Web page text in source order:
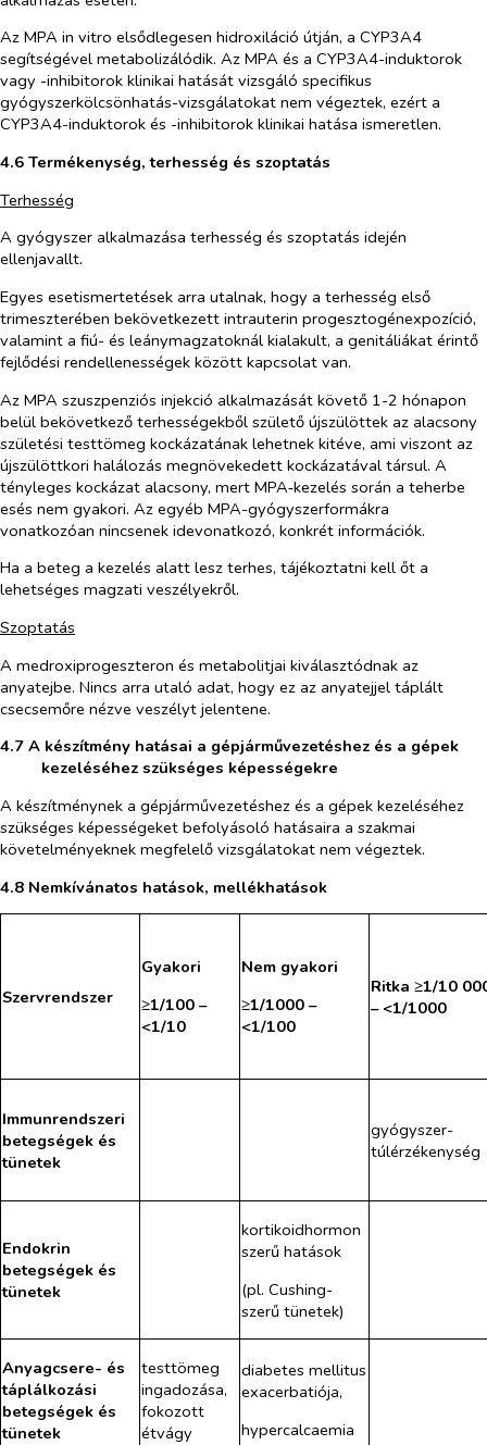
Az MPA in vitro elsődlegesen hidroxiláció útján, a CYP3A4
segítségével metabolizálódik. Az MPA és a CYP3A4-induktorok
vagy -inhibitorok klinikai hatását vizsgáló specifikus
gyógyszerkölcsönhatás-vizsgálatokat nem végeztek, ezért a
CYP3A4-induktorok és -inhibitorok klinikai hatása ismeretlen.
4.6 Termékenység, terhesség és szoptatás
Terhesség
A gyógyszer alkalmazása terhesség és szoptatás idején
ellenjavallt.
Egyes esetismertetések arra utalnak, hogy a terhesség első
trimeszterében bekövetkezett intrauterin progesztogénexpozíció,
valamint a fiú- és leánymagzatoknál kialakult, a genitáliákat érintő
fejlődési rendellenességek között kapcsolat van.
Az MPA szuszpenziós injekció alkalmazását követő 1-2 hónapon
belül bekövetkező terhességekből születő újszülöttek az alacsony
születési testtömeg kockázatának lehetnek kitéve, ami viszont az
újszülöttkori halálozás megnövekedett kockázatával társul. A
tényleges kockázat alacsony, mert MPA‑kezelés során a teherbe
esés nem gyakori. Az egyéb MPA-gyógyszerformákra
vonatkozóan nincsenek idevonatkozó, konkrét információk.
Ha a beteg a kezelés alatt lesz terhes, tájékoztatni kell őt a
lehetséges magzati veszélyekről.
Szoptatás
A medroxiprogeszteron és metabolitjai kiválasztódnak az
anyatejbe. Nincs arra utaló adat, hogy ez az anyatejjel táplált
csecsemőre nézve veszélyt jelentene.
4.7 A készítmény hatásai a gépjárművezetéshez és a gépek
kezeléséhez szükséges képességekre
A készítménynek a gépjárművezetéshez és a gépek kezeléséhez
szükséges képességeket befolyásoló hatásaira a szakmai
követelményeknek megfelelő vizsgálatokat nem végeztek.
4.8 Nemkívánatos hatások, mellékhatások
Szervrendszer
Gyakori
≥1/100 –
<1/10
Nem gyakori
≥1/1000 –
<1/100
Ritka ≥1/10
– <1/1000
Immunrendszeri
betegségek és
tünetek
gyógyszer-
túlérzékenység
Endokrin
betegségek és
tünetek
kortikoidhormon​
szerű hatások
(pl. Cushing-
szerű tünetek)
Anyagcsere- és
táplálkozási
betegségek és
tünetek
testtömeg
ingadozása,
fokozott
étvágy
diabetes mellitus
exacerbatiója,
hypercalcaemia